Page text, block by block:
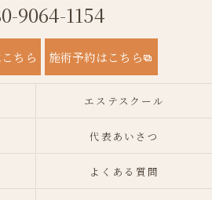
9064-1154
ちら 施術予約はこちら
エステスクール
代表あいさつ
よくある質問